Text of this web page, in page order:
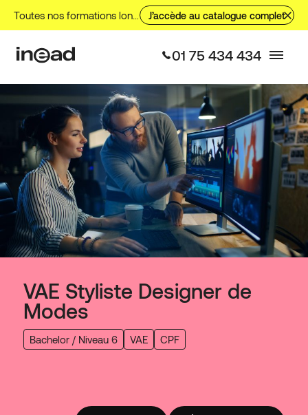
J’accède au catalogue complet
01 75 434 434
VAE Styliste Designer de
Modes
Bachelor / Niveau 6 VAE CPF